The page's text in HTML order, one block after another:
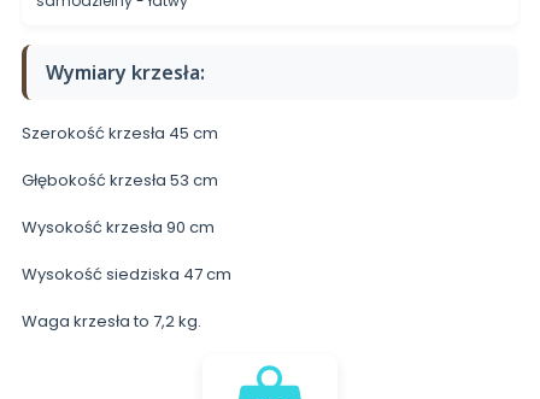
Wymiary krzesła:
Szerokość krzesła 45 cm
Głębokość krzesła 53 cm
Wysokość krzesła 90 cm
Wysokość siedziska 47 cm
Waga krzesła to 7,2 kg.